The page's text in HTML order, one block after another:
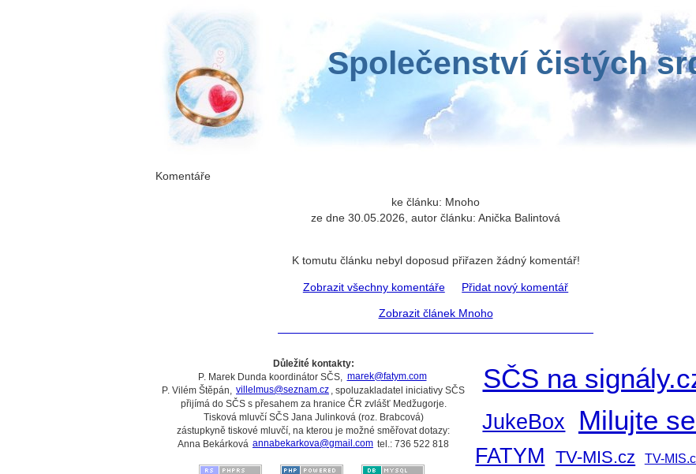
Společenství čistých
Komentáře
ke článku: Mnoho
ze dne 30.05.2026, autor článku: Anička Balintová
K tomutu článku nebyl doposud přiřazen žádný komentář!
Zobrazit všechny komentáře Přidat nový komentář
Zobrazit článek Mnoho
Důležité kontakty:
P. Marek Dunda koordinátor SČS,
marek@fatym.com
P. Vilém Štěpán,
villelmus@seznam.cz
, spoluzakladatel iniciativy SČS
přijímá do SČS s přesahem za hranice ČR zvlášť Medžugorje.
Tisková mluvčí SČS Jana Julinková (roz. Brabcová)
zástupkyně tiskové mluvčí, na kterou je možné směřovat dotazy:
Anna Bekárková annabekarkova@gmail.com tel.: 736 522 818
SČS na
JukeBox Milujte
FATYM TV-MIS.cz TV-